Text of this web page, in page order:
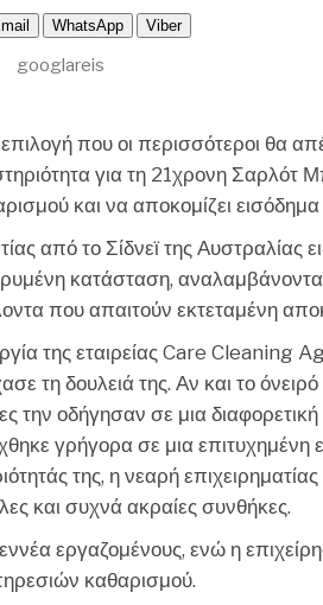
WhatsApp Viber
googlareis
που οι περισσότεροι θα
για τη 21χρονη Σαρλότ
και να αποκομίζει
από το Σίδνεϊ της Αυστραλίας
κατάσταση,
που απαιτούν εκτεταμένη
της εταιρείας Care Cleaning
τη δουλειά της. Αν και το
την οδήγησαν σε μια
γρήγορα σε μια
της, η νεαρή
και συχνά ακραίες συνθήκες.
εργαζομένους, ενώ η
καθαρισμού.